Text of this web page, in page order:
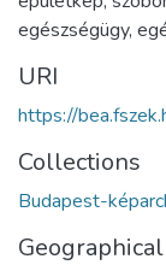
egészségügy,
URI
https://
Collections
Budapest-